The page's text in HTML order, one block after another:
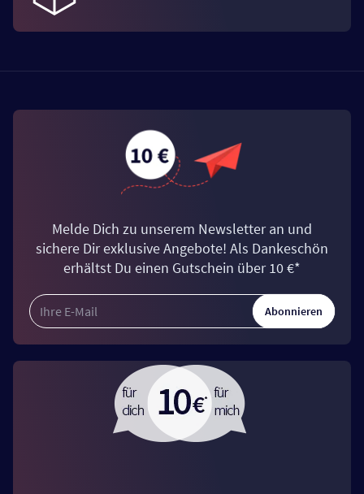
Melde Dich zu unserem Newsletter an und
sichere Dir exklusive Angebote! Als Dankeschön
erhältst Du einen Gutschein über 10 €*
Abonnieren